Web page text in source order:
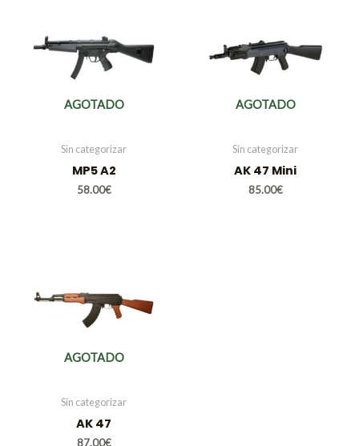
AGOTADO
Sin categorizar
MP5 A2
58.00€
AGOTADO
Sin categorizar
AK 47 Mini
85.00€
AGOTADO
Sin categorizar
AK 47
87.00€